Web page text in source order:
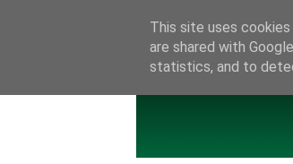
This site uses
are shared with
statistics, and to